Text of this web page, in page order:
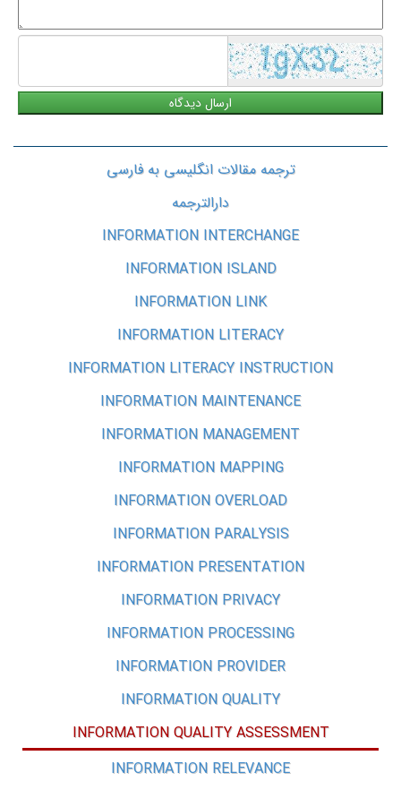
ترجمه مقالات انگلیسی به فارسی
دارالترجمه
INFORMATION INTERCHANGE
INFORMATION ISLAND
INFORMATION LINK
INFORMATION LITERACY
INFORMATION LITERACY INSTRUCTION
INFORMATION MAINTENANCE
INFORMATION MANAGEMENT
INFORMATION MAPPING
INFORMATION OVERLOAD
INFORMATION PARALYSIS
INFORMATION PRESENTATION
INFORMATION PRIVACY
INFORMATION PROCESSING
INFORMATION PROVIDER
INFORMATION QUALITY
INFORMATION QUALITY ASSESSMENT
INFORMATION RELEVANCE